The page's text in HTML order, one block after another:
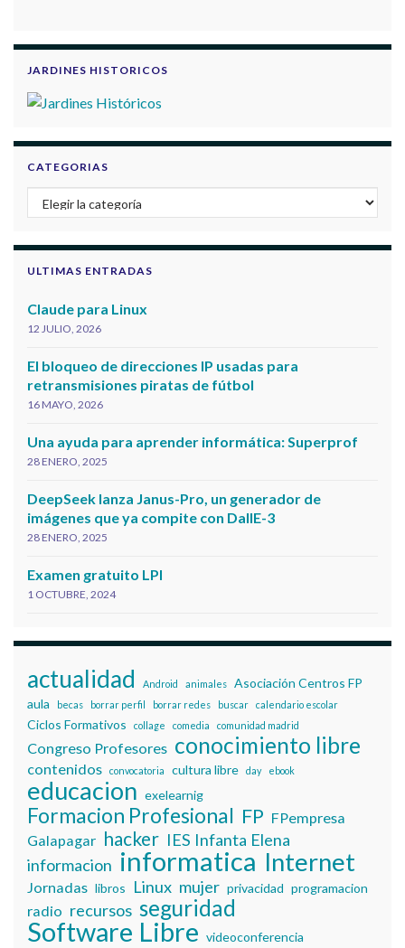
JARDINES HISTORICOS
CATEGORIAS
Categorias
ULTIMAS ENTRADAS
Claude para Linux
12 JULIO, 2026
El bloqueo de direcciones IP usadas para
retransmisiones piratas de fútbol
16 MAYO, 2026
Una ayuda para aprender informática: Superprof
28 ENERO, 2025
DeepSeek lanza Janus-Pro, un generador de
imágenes que ya compite con DallE-3
28 ENERO, 2025
Examen gratuito LPI
1 OCTUBRE, 2024
actualidad Android animales
Asociación Centros FP
aula
becas borrar perfil borrar redes buscar calendario escolar
Ciclos Formativos collage comedia comunidad madrid
Congreso Profesores conocimiento libre
contenidos convocatoria cultura libre day ebook
educacion exelearnig
Formacion Profesional FP FPempresa
Galapagar hacker IES Infanta Elena
informacion informatica Internet
Jornadas libros Linux mujer privacidad programacion
radio recursos seguridad
Software Libre videoconferencia